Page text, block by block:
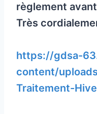
règlement
Très
https://gdsa-
content/
Traitement-